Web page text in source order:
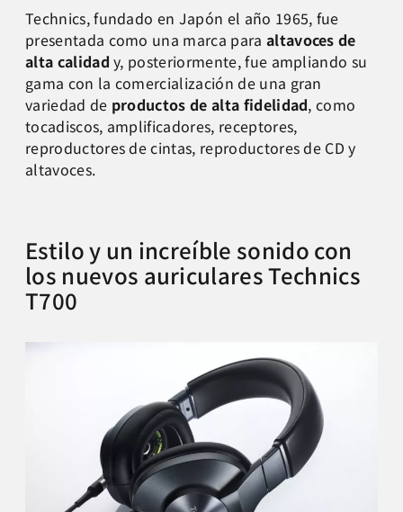
Technics, fundado en Japón el año 1965, fue
presentada como una marca para altavoces de
alta calidad y, posteriormente, fue ampliando su
gama con la comercialización de una gran
variedad de productos de alta fidelidad, como
tocadiscos, amplificadores, receptores,
reproductores de cintas, reproductores de CD y
altavoces.
Estilo y un increíble sonido con
los nuevos auriculares Technics
T700